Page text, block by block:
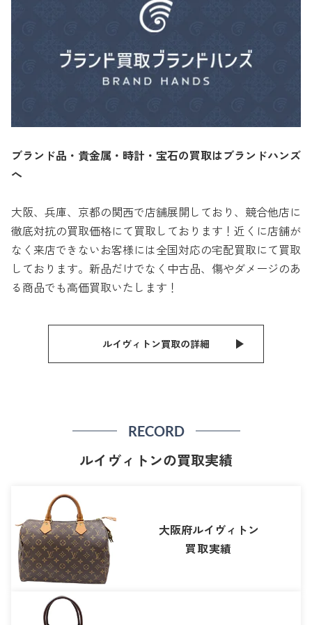
ブランド品・貴金属・時計・宝石の買取はブランドハンズ
へ
大阪、兵庫、京都の関西で店舗展開しており、競合他店に
徹底対抗の買取価格にて買取しております！近くに店舗が
なく来店できないお客様には全国対応の宅配買取にて買取
しております。新品だけでなく中古品、傷やダメージのあ
る商品でも高価買取いたします！
ルイヴィトン買取の詳細
RECORD
ルイヴィトンの買取実績
大阪府ルイヴィトン
買取実績